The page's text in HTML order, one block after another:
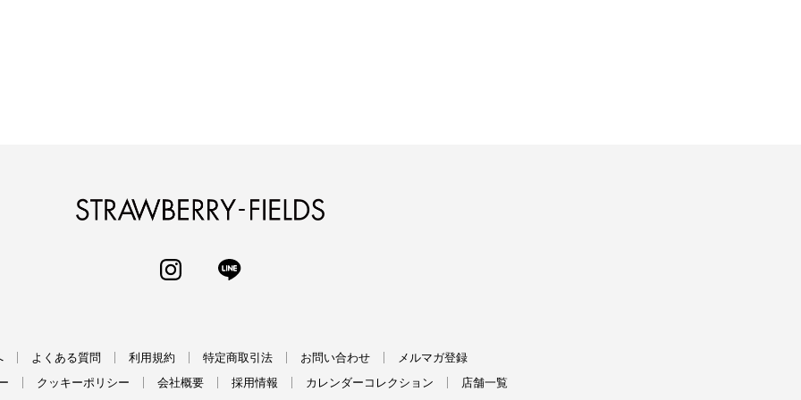
INSTAGRAM
よくある質問 利用規約 特定商取引法 お問い合わせ
メルマガ登録
クッキーポリシー 会社概要 採用情報 カレンダーコレクション 店舗一覧